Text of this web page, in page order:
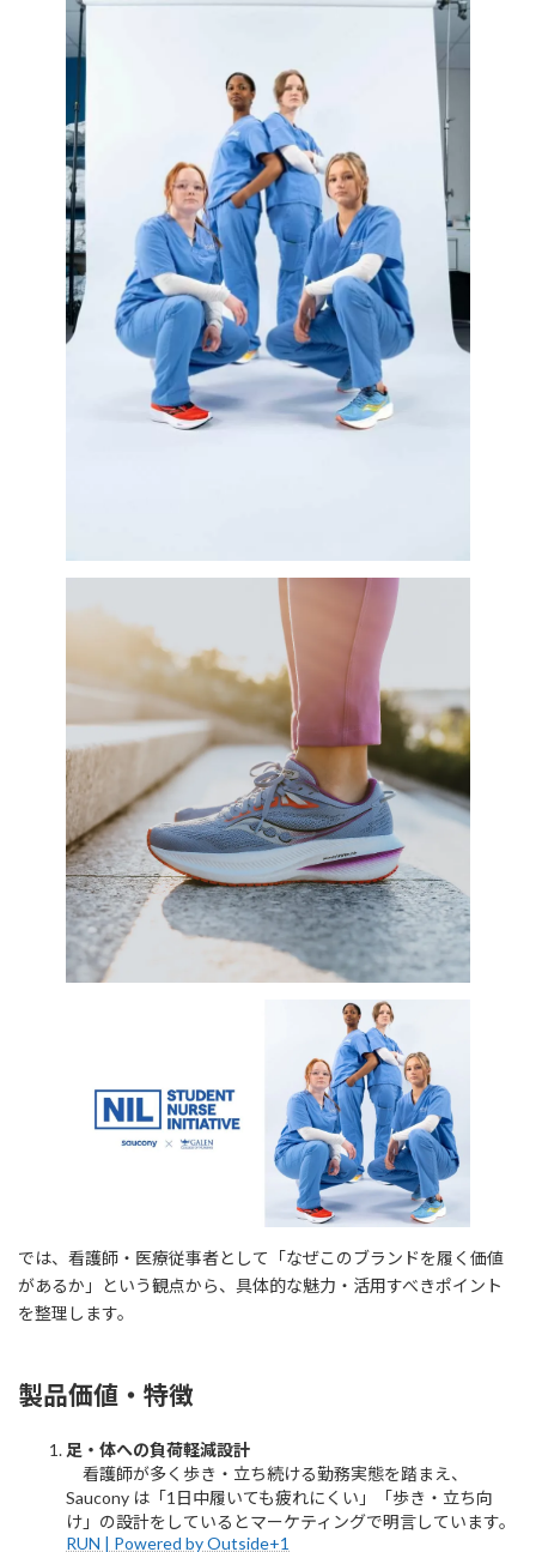
では、看護師・医療従事者として「なぜこのブランドを履く価値
があるか」という観点から、具体的な魅力・活用すべきポイント
を整理します。
製品価値・特徴
足・体への負荷軽減設計
看護師が多く歩き・立ち続ける勤務実態を踏まえ、
Saucony は「1日中履いても疲れにくい」「歩き・立ち向
け」の設計をしているとマーケティングで明言しています。
RUN | Powered by Outside+1